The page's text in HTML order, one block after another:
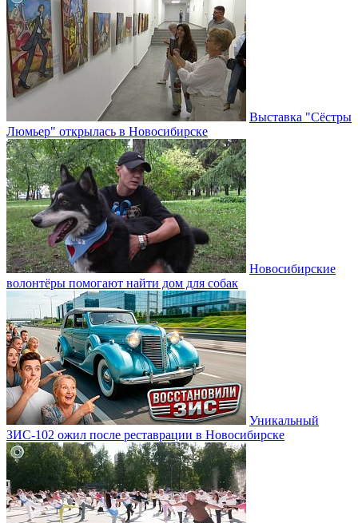
Выставка "Сёстры
Люмьер" открылась в Новосибирске
Новосибирские
волонтёры помогают найти дом для собак
Уникальный
ЗИС-102 ожил после реставрации в Новосибирске